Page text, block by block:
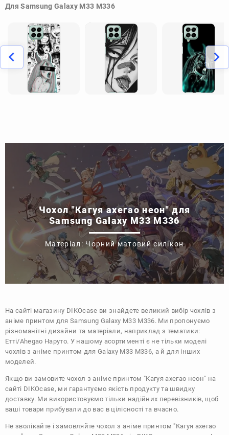
Для Samsung Galaxy M33 M336
Чохол "Кагуя ахегао неон" для
Samsung Galaxy M33 M336
Матеріал: Чорний матовий силікон
На сайті магазину DIKOcase ви знайдете великий вибір чохлів з
аніме принтом для Samsung Galaxy M33 M336. Ми пропонуємо
різноманітні дизайни та матеріали, наприклад з тематики:
Етті/Ahegao Наруто. У нашому асортименті є не тільки моделі
чохлів з аніме принтом для Galaxy M33 M336, а й для інших
моделей.
Якщо ви замовите чохол з аніме принтом "Кагуя ахегао неон" на
сайті DIKOcase, ми гарантуємо якість продукту та швидку
доставку. Ми використовуємо тільки надійних перевізників, щоб
ваші товари прибували до вас в цілісності та вчасно.
Не зволікайте і замовляйте чохол з аніме принтом "Кагуя ахегао